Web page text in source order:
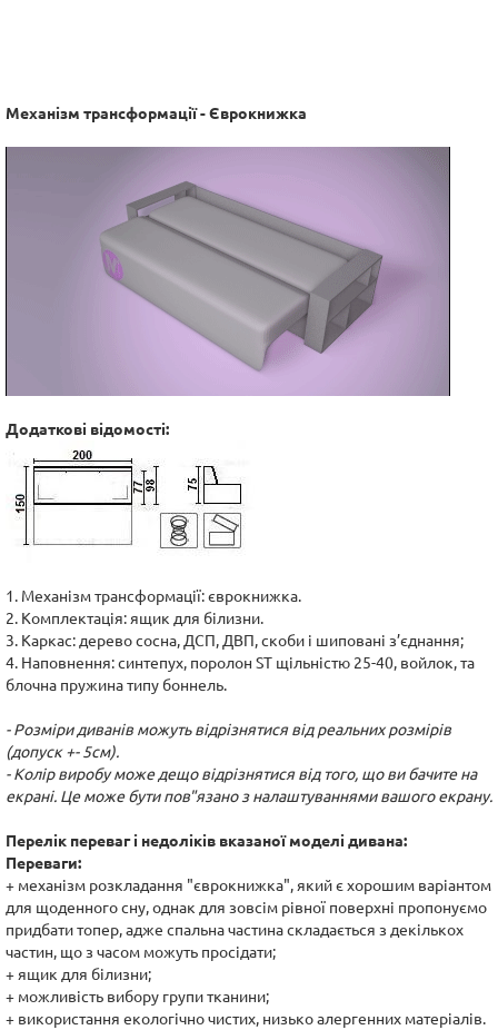
Механізм трансформації - Єврокнижка
Додаткові відомості:
1. Механізм трансформації: єврокнижка.
2. Комплектація: ящик для білизни.
3. Каркас: дерево сосна, ДСП, ДВП, скоби і шиповані з’єднання;
4. Наповнення: синтепух, поролон ST щільністю 25-40, войлок, та
блочна пружина типу боннель.
- Розміри диванів можуть відрізнятися від реальних розмірів
(допуск +- 5см).
- Колір виробу може дещо відрізнятися від того, що ви бачите на
екрані. Це може бути пов"язано з налаштуваннями вашого екрану.
Перелік переваг і недоліків вказаної моделі дивана:
Переваги:
+ механізм розкладання "єврокнижка", який є хорошим варіантом
для щоденного сну, однак для зовсім рівної поверхні пропонуємо
придбати топер, адже спальна частина складається з декількох
частин, що з часом можуть просідати;
+ ящик для білизни;
+ можливість вибору групи тканини;
+ використання екологічно чистих, низько алергенних матеріалів.